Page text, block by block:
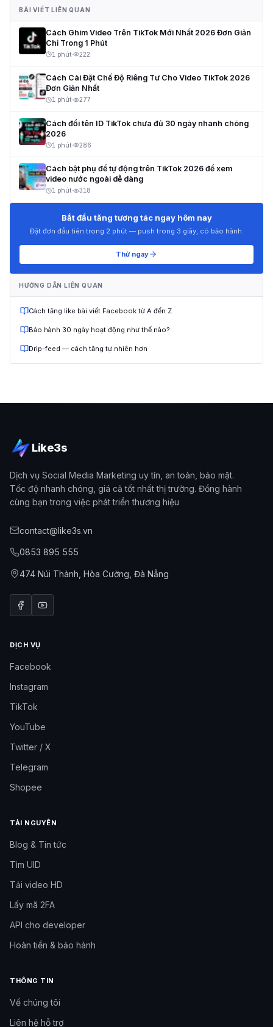
BÀI VIẾT LIÊN QUAN
Cách Ghim Video Trên TikTok Mới Nhất 2026 Đơn Giản
Chỉ Trong 1 Phút
1 phút· 222
Cách Cài Đặt Chế Độ Riêng Tư Cho Video TikTok 2026
Đơn Giản Nhất
1 phút· 277
Cách đổi tên ID TikTok chưa đủ 30 ngày nhanh chóng
2026
1 phút· 286
Cách bật phụ đề tự động trên TikTok 2026 để xem
video nước ngoài dễ dàng
1 phút· 318
Bắt đầu tăng tương tác ngay hôm nay
Đặt đơn đầu tiên trong 2 phút — push trong 3 giây, có bảo hành.
Thử ngay
HƯỚNG DẪN LIÊN QUAN
Cách tăng like bài viết Facebook từ A đến Z
Bảo hành 30 ngày hoạt động như thế nào?
Drip-feed — cách tăng tự nhiên hơn
Like3s
Dịch vụ Social Media Marketing uy tín, an toàn, bảo mật.
Tốc độ nhanh chóng, giá cả tốt nhất thị trường. Đồng hành
cùng bạn trong việc phát triển thương hiệu
contact@like3s.vn
0853 895 555
474 Núi Thành, Hòa Cường, Đà Nẵng
DỊCH VỤ
Facebook
Instagram
TikTok
YouTube
Twitter / X
Telegram
Shopee
TÀI NGUYÊN
Blog & Tin tức
Tìm UID
Tải video HD
Lấy mã 2FA
API cho developer
Hoàn tiền & bảo hành
THÔNG TIN
Về chúng tôi
Liên hệ hỗ trợ